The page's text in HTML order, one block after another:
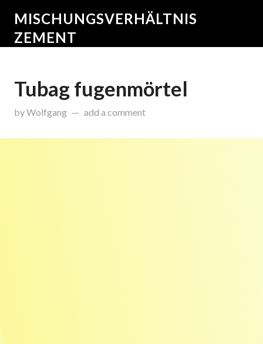
MISCHUNGSVERHÄLTNIS
ZEMENT
Tubag fugenmörtel
byWolfgang onSeptember 30, 2015
add a comment